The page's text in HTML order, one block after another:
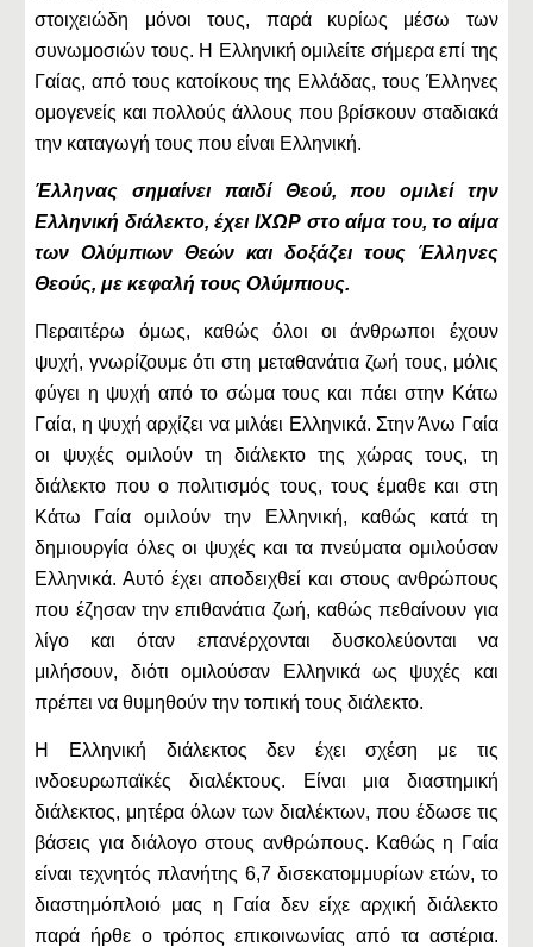
στοιχειώδη μόνοι τους, παρά κυρίως μέσω των
συνωμοσιών τους. Η Ελληνική ομιλείτε σήμερα επί της
Γαίας, από τους κατοίκους της Ελλάδας, τους Έλληνες
ομογενείς και πολλούς άλλους που βρίσκουν σταδιακά
την καταγωγή τους που είναι Ελληνική.
Έλληνας σημαίνει παιδί Θεού, που ομιλεί την
Ελληνική διάλεκτο, έχει ΙΧΩΡ στο αίμα του, το αίμα
των Ολύμπιων Θεών και δοξάζει τους Έλληνες
Θεούς, με κεφαλή τους Ολύμπιους.
Περαιτέρω όμως, καθώς όλοι οι άνθρωποι έχουν
ψυχή, γνωρίζουμε ότι στη μεταθανάτια ζωή τους, μόλις
φύγει η ψυχή από το σώμα τους και πάει στην Κάτω
Γαία, η ψυχή αρχίζει να μιλάει Ελληνικά. Στην Άνω Γαία
οι ψυχές ομιλούν τη διάλεκτο της χώρας τους, τη
διάλεκτο που ο πολιτισμός τους, τους έμαθε και στη
Κάτω Γαία ομιλούν την Ελληνική, καθώς κατά τη
δημιουργία όλες οι ψυχές και τα πνεύματα ομιλούσαν
Ελληνικά. Αυτό έχει αποδειχθεί και στους ανθρώπους
που έζησαν την επιθανάτια ζωή, καθώς πεθαίνουν για
λίγο και όταν επανέρχονται δυσκολεύονται να
μιλήσουν, διότι ομιλούσαν Ελληνικά ως ψυχές και
πρέπει να θυμηθούν την τοπική τους διάλεκτο.
Η Ελληνική διάλεκτος δεν έχει σχέση με τις
ινδοευρωπαϊκές διαλέκτους. Είναι μια διαστημική
διάλεκτος, μητέρα όλων των διαλέκτων, που έδωσε τις
βάσεις για διάλογο στους ανθρώπους. Καθώς η Γαία
είναι τεχνητός πλανήτης 6,7 δισεκατομμυρίων ετών, το
διαστημόπλοιό μας η Γαία δεν είχε αρχική διάλεκτο
παρά ήρθε ο τρόπος επικοινωνίας από τα αστέρια.